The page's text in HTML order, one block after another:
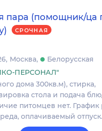
пара (помощник/ца
СРОЧНАЯ
Москва
Белорусская
ПЕРСОНАЛ"
дома 300кв.м), стирка,
стола и подача
питомцев нет. График
оплачиваемый отпуск.